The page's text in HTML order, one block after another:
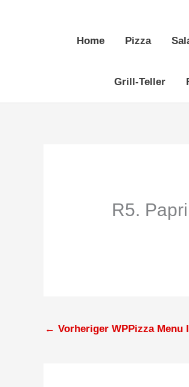
Home Pizza
Grill-Teller
R5.
← Vorheriger WPPizza Menu